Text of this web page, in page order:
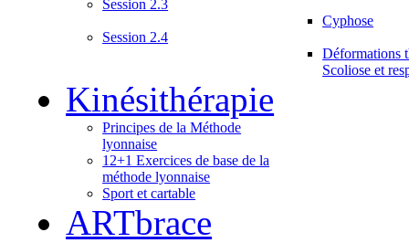
Session 2.3
Cyphose
Session 2.4
Déformations
Scoliose et
Kinésithérapie
Principes de la Méthode
lyonnaise
12+1 Exercices de base de la
méthode lyonnaise
Sport et cartable
ARTbrace